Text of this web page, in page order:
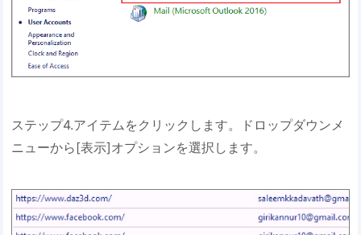
ステップ4.アイテムをクリックします。ドロップダウンメ
ニューから[表示]オプションを選択します。